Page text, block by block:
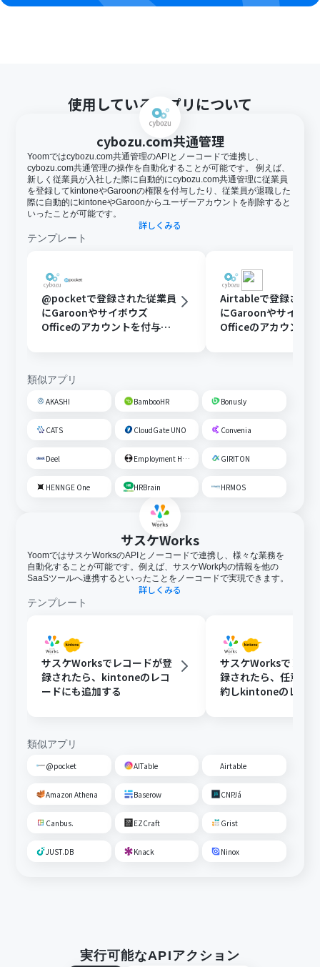
使用しているアプリについて
cybozu.com共通管理
Yoomではcybozu.com共通管理のAPIとノーコードで連携し、
cybozu.com共通管理の操作を自動化することが可能です。 例えば、
新しく従業員が入社した際に自動的にcybozu.com共通管理に従業員
を登録してkintoneやGaroonの権限を付与したり、従業員が退職した
際に自動的にkintoneやGaroonからユーザーアカウントを削除すると
いったことが可能です。
詳しくみる
テンプレート
@pocketで登録された従業員
にGaroonやサイボウズ
Officeのアカウントを付与す
Airtableで登録され
にGaroonやサイボウ
Officeのアカウント
類似アプリ
AKASHI BambooHR Bonusly
CATS CloudGate UNO Convenia
Deel Employment Hero GIRITON
HENNGE One HRBrain HRMOS
サスケWorks
YoomではサスケWorksのAPIとノーコードで連携し、様々な業務を
自動化することが可能です。例えば、サスケWork内の情報を他の
SaaSツールへ連携するといったことをノーコードで実現できます。
詳しくみる
テンプレート
サスケWorksでレコードが登
録されたら、kintoneのレコ
ードにも追加する
サスケWorksでレコ
録されたら、任意の
約しkintoneのレコ
類似アプリ
@pocket AITable Airtable
Amazon Athena Baserow CNPJá
Canbus. EZCraft Grist
JUST.DB Knack Ninox
実行可能なAPIアクション